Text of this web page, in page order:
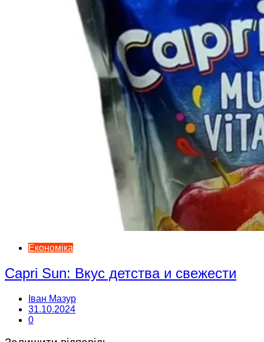
Економіка
Capri Sun: Вкус детства и свежести
Іван Мазур
31.10.2024
0